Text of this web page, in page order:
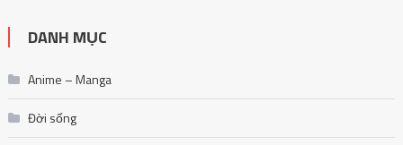
DANH MỤC
Anime – Manga
Đời sống